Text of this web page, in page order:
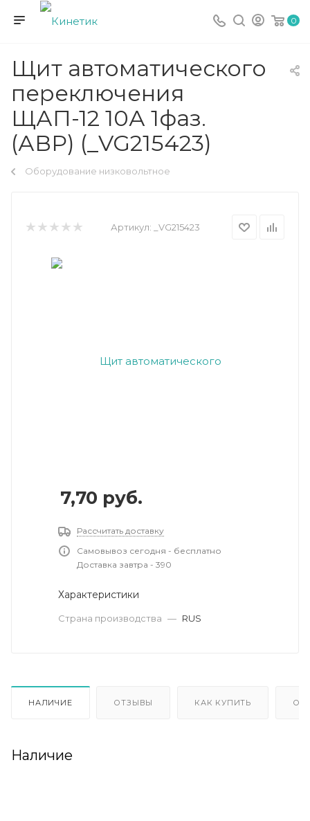
0
Щит автоматического
переключения
ЩАП-12 10А 1фаз.
(АВР) (_VG215423)
Оборудование низковольтное
Артикул: _VG215423
7,70 руб.
Рассчитать доставку
Самовывоз сегодня - бесплатно
Доставка завтра - 390
Характеристики
Страна производства — RUS
НАЛИЧИЕ ОТЗЫВЫ КАК КУПИТЬ
Наличие